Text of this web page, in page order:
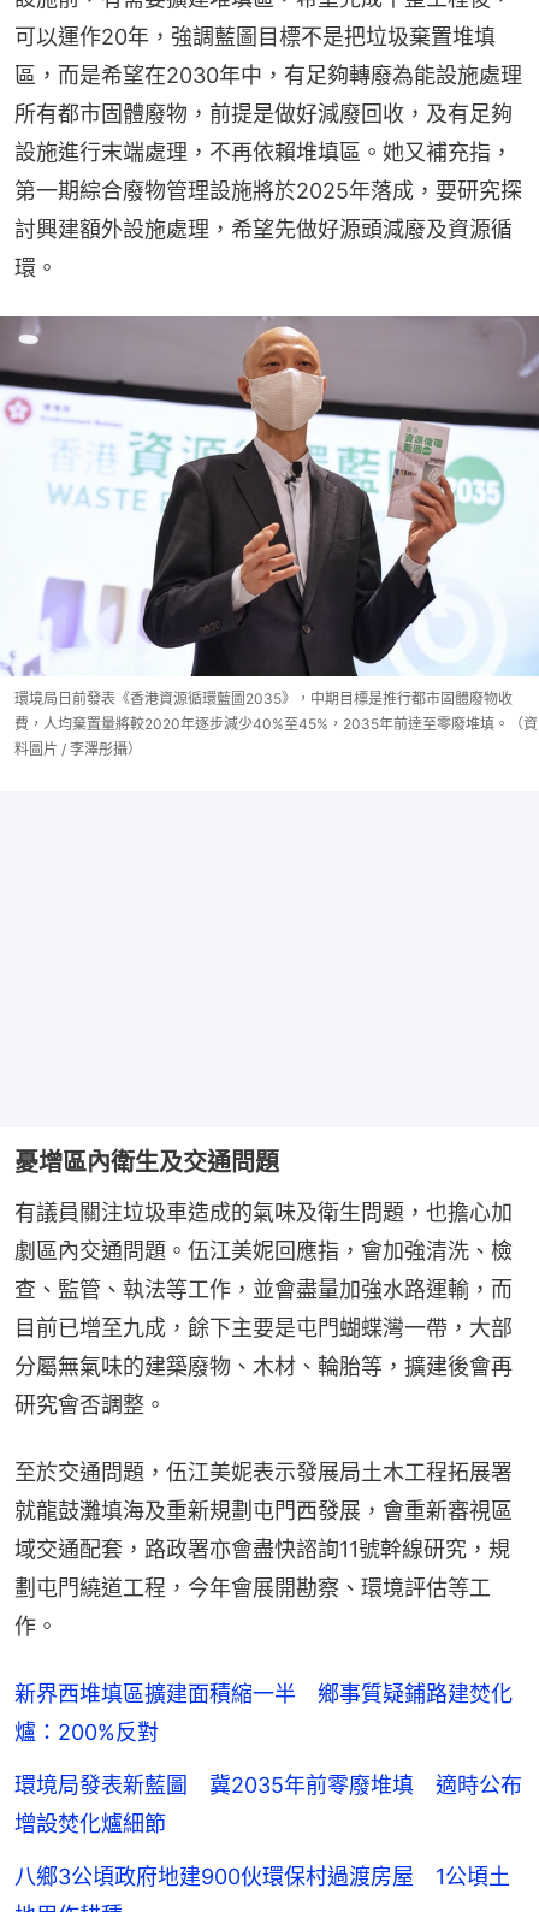
可以運作20年，強調藍圖目標不是把垃圾棄置堆填
區，而是希望在2030年中，有足夠轉廢為能設施處理
所有都市固體廢物，前提是做好減廢回收，及有足夠
設施進行末端處理，不再依賴堆填區。她又補充指，
第一期綜合廢物管理設施將於2025年落成，要研究探
討興建額外設施處理，希望先做好源頭減廢及資源循
環。
環境局日前發表《香港資源循環藍圖2035》，中期目標是推行都市固體廢物收
費，人均棄置量將較2020年逐步減少40%至45%，2035年前達至零廢堆填。（資
料圖片 / 李澤彤攝）
憂增區內衛生及交通問題
有議員關注垃圾車造成的氣味及衛生問題，也擔心加
劇區內交通問題。伍江美妮回應指，會加強清洗、檢
查、監管、執法等工作，並會盡量加強水路運輸，而
目前已增至九成，餘下主要是屯門蝴蝶灣一帶，大部
分屬無氣味的建築廢物、木材、輪胎等，擴建後會再
研究會否調整。
至於交通問題，伍江美妮表示發展局土木工程拓展署
就龍鼓灘填海及重新規劃屯門西發展，會重新審視區
域交通配套，路政署亦會盡快諮詢11號幹線研究，規
劃屯門繞道工程，今年會展開勘察、環境評估等工
作。
新界西堆填區擴建面積縮一半 鄉事質疑鋪路建焚化
爐：200%反對
環境局發表新藍圖 冀2035年前零廢堆填 適時公布
增設焚化爐細節
八鄉3公頃政府地建900伙環保村過渡房屋 1公頃土